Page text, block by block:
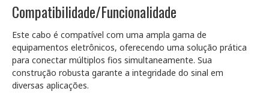
Compatibilidade/Funcionalidade
Este cabo é compatível com uma ampla gama de
equipamentos eletrônicos, oferecendo uma solução prática
para conectar múltiplos fios simultaneamente. Sua
construção robusta garante a integridade do sinal em
diversas aplicações.